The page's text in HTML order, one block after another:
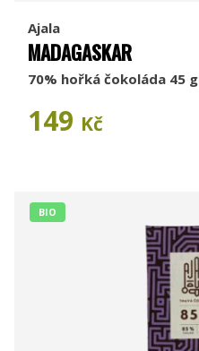
Ajala
MADAGASKAR
70% hořká čokoláda 45 g
149 Kč
BIO